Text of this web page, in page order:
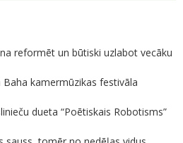
reformēt un būtiski uzlabot vecāku
kamermūzikas festivāla
dueta “Poētiskais Robotisms”